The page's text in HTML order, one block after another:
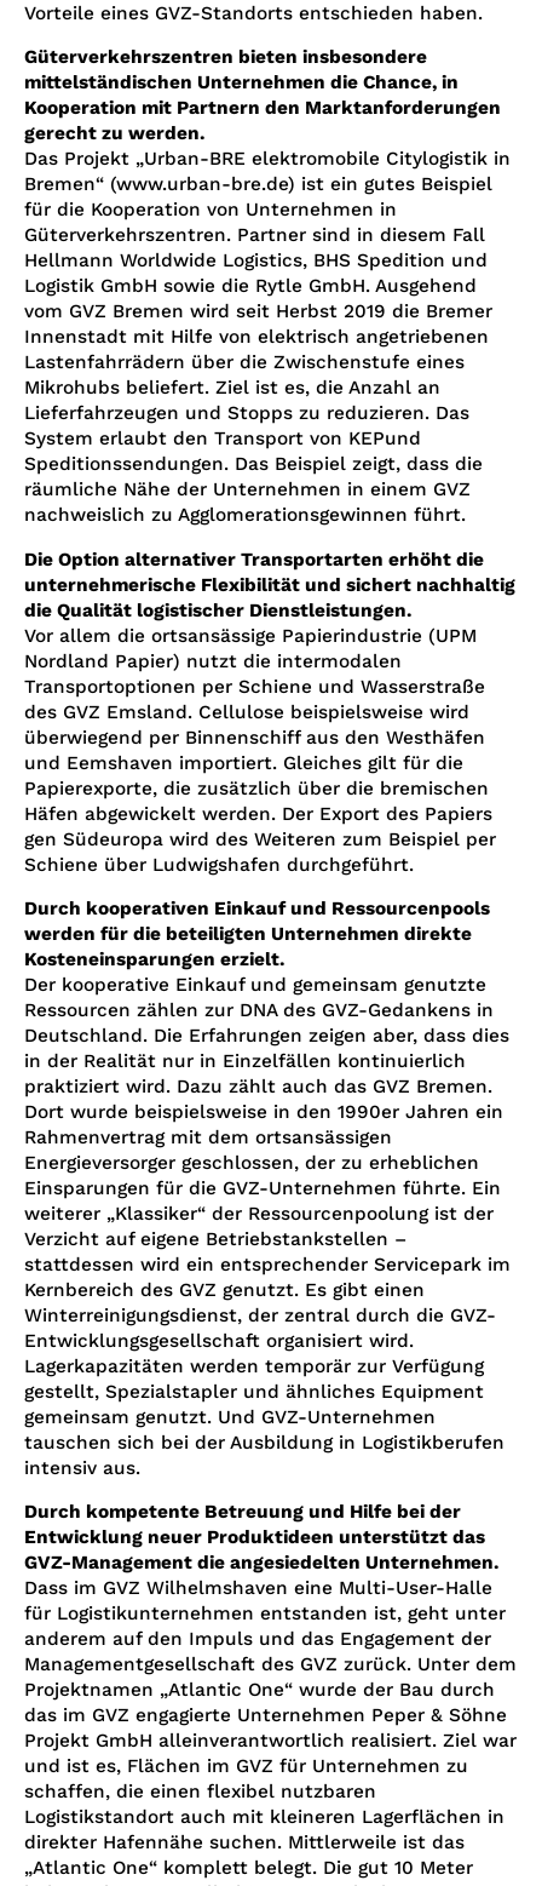
Vorteile eines GVZ-Standorts entschieden haben.
Güterverkehrszentren bieten insbesondere
mittelständischen Unternehmen die Chance, in
Kooperation mit Partnern den Marktanforderungen
gerecht zu werden.
Das Projekt „Urban-BRE elektromobile Citylogistik in
Bremen“ (www.urban-bre.de) ist ein gutes Beispiel
für die Kooperation von Unternehmen in
Güterverkehrszentren. Partner sind in diesem Fall
Hellmann Worldwide Logistics, BHS Spedition und
Logistik GmbH sowie die Rytle GmbH. Ausgehend
vom GVZ Bremen wird seit Herbst 2019 die Bremer
Innenstadt mit Hilfe von elektrisch angetriebenen
Lastenfahrrädern über die Zwischenstufe eines
Mikrohubs beliefert. Ziel ist es, die Anzahl an
Lieferfahrzeugen und Stopps zu reduzieren. Das
System erlaubt den Transport von KEPund
Speditionssendungen. Das Beispiel zeigt, dass die
räumliche Nähe der Unternehmen in einem GVZ
nachweislich zu Agglomerationsgewinnen führt.
Die Option alternativer Transportarten erhöht die
unternehmerische Flexibilität und sichert nachhaltig
die Qualität logistischer Dienstleistungen.
Vor allem die ortsansässige Papierindustrie (UPM
Nordland Papier) nutzt die intermodalen
Transportoptionen per Schiene und Wasserstraße
des GVZ Emsland. Cellulose beispielsweise wird
überwiegend per Binnenschiff aus den Westhäfen
und Eemshaven importiert. Gleiches gilt für die
Papierexporte, die zusätzlich über die bremischen
Häfen abgewickelt werden. Der Export des Papiers
gen Südeuropa wird des Weiteren zum Beispiel per
Schiene über Ludwigshafen durchgeführt.
Durch kooperativen Einkauf und Ressourcenpools
werden für die beteiligten Unternehmen direkte
Kosteneinsparungen erzielt.
Der kooperative Einkauf und gemeinsam genutzte
Ressourcen zählen zur DNA des GVZ-Gedankens in
Deutschland. Die Erfahrungen zeigen aber, dass dies
in der Realität nur in Einzelfällen kontinuierlich
praktiziert wird. Dazu zählt auch das GVZ Bremen.
Dort wurde beispielsweise in den 1990er Jahren ein
Rahmenvertrag mit dem ortsansässigen
Energieversorger geschlossen, der zu erheblichen
Einsparungen für die GVZ-Unternehmen führte. Ein
weiterer „Klassiker“ der Ressourcenpoolung ist der
Verzicht auf eigene Betriebstankstellen –
stattdessen wird ein entsprechender Servicepark im
Kernbereich des GVZ genutzt. Es gibt einen
Winterreinigungsdienst, der zentral durch die GVZ-
Entwicklungsgesellschaft organisiert wird.
Lagerkapazitäten werden temporär zur Verfügung
gestellt, Spezialstapler und ähnliches Equipment
gemeinsam genutzt. Und GVZ-Unternehmen
tauschen sich bei der Ausbildung in Logistikberufen
intensiv aus.
Durch kompetente Betreuung und Hilfe bei der
Entwicklung neuer Produktideen unterstützt das
GVZ-Management die angesiedelten Unternehmen.
Dass im GVZ Wilhelmshaven eine Multi-User-Halle
für Logistikunternehmen entstanden ist, geht unter
anderem auf den Impuls und das Engagement der
Managementgesellschaft des GVZ zurück. Unter dem
Projektnamen „Atlantic One“ wurde der Bau durch
das im GVZ engagierte Unternehmen Peper & Söhne
Projekt GmbH alleinverantwortlich realisiert. Ziel war
und ist es, Flächen im GVZ für Unternehmen zu
schaffen, die einen flexibel nutzbaren
Logistikstandort auch mit kleineren Lagerflächen in
direkter Hafennähe suchen. Mittlerweile ist das
„Atlantic One“ komplett belegt. Die gut 10 Meter